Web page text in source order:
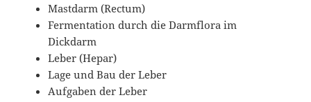
Mastdarm (Rectum)
Fermentation durch die Darmflora im
Dickdarm
Leber (Hepar)
Lage und Bau der Leber
Aufgaben der Leber